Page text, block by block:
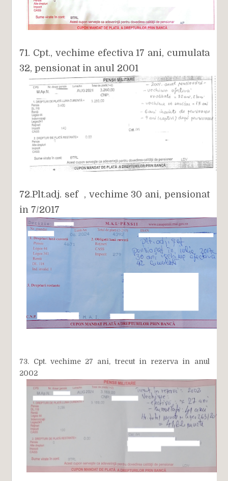
71. Cpt., vechime efectiva 17 ani, cumulata
32, pensionat in anul 2001
72.Plt.adj. sef , vechime 30 ani, pensionat
in 7/2017
73. Cpt. vechime 27 ani, trecut in rezerva in anul
2002